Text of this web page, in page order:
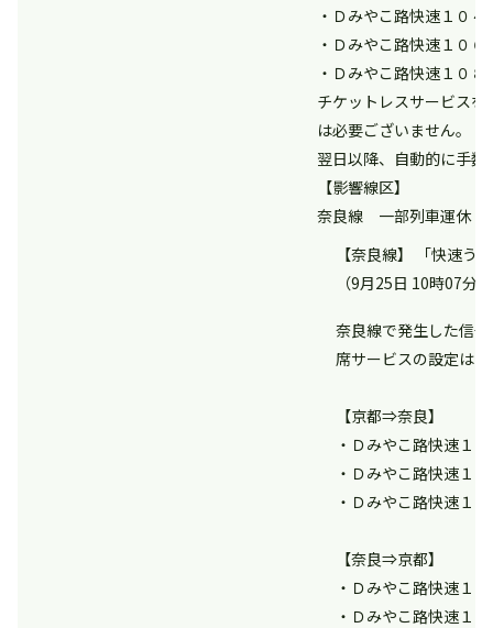
・Ｄみやこ路快速１０
・Ｄみやこ路快速１０
・Ｄみやこ路快速１０
チケットレスサービス
は必要ございません。
翌日以降、自動的に手
【影響線区】
奈良線 一部列車運休
【奈良線】 「快速
（9月25日 10時07分
奈良線で発生した信
席サービスの設定は
【京都⇒奈良】
・Ｄみやこ路快速１
・Ｄみやこ路快速１
・Ｄみやこ路快速１
【奈良⇒京都】
・Ｄみやこ路快速１
・Ｄみやこ路快速１